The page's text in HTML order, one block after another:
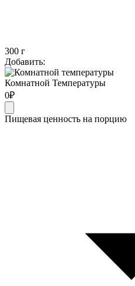
300 г
Добавить:
Комнатной Температуры
0₽
Пищевая ценность на порцию